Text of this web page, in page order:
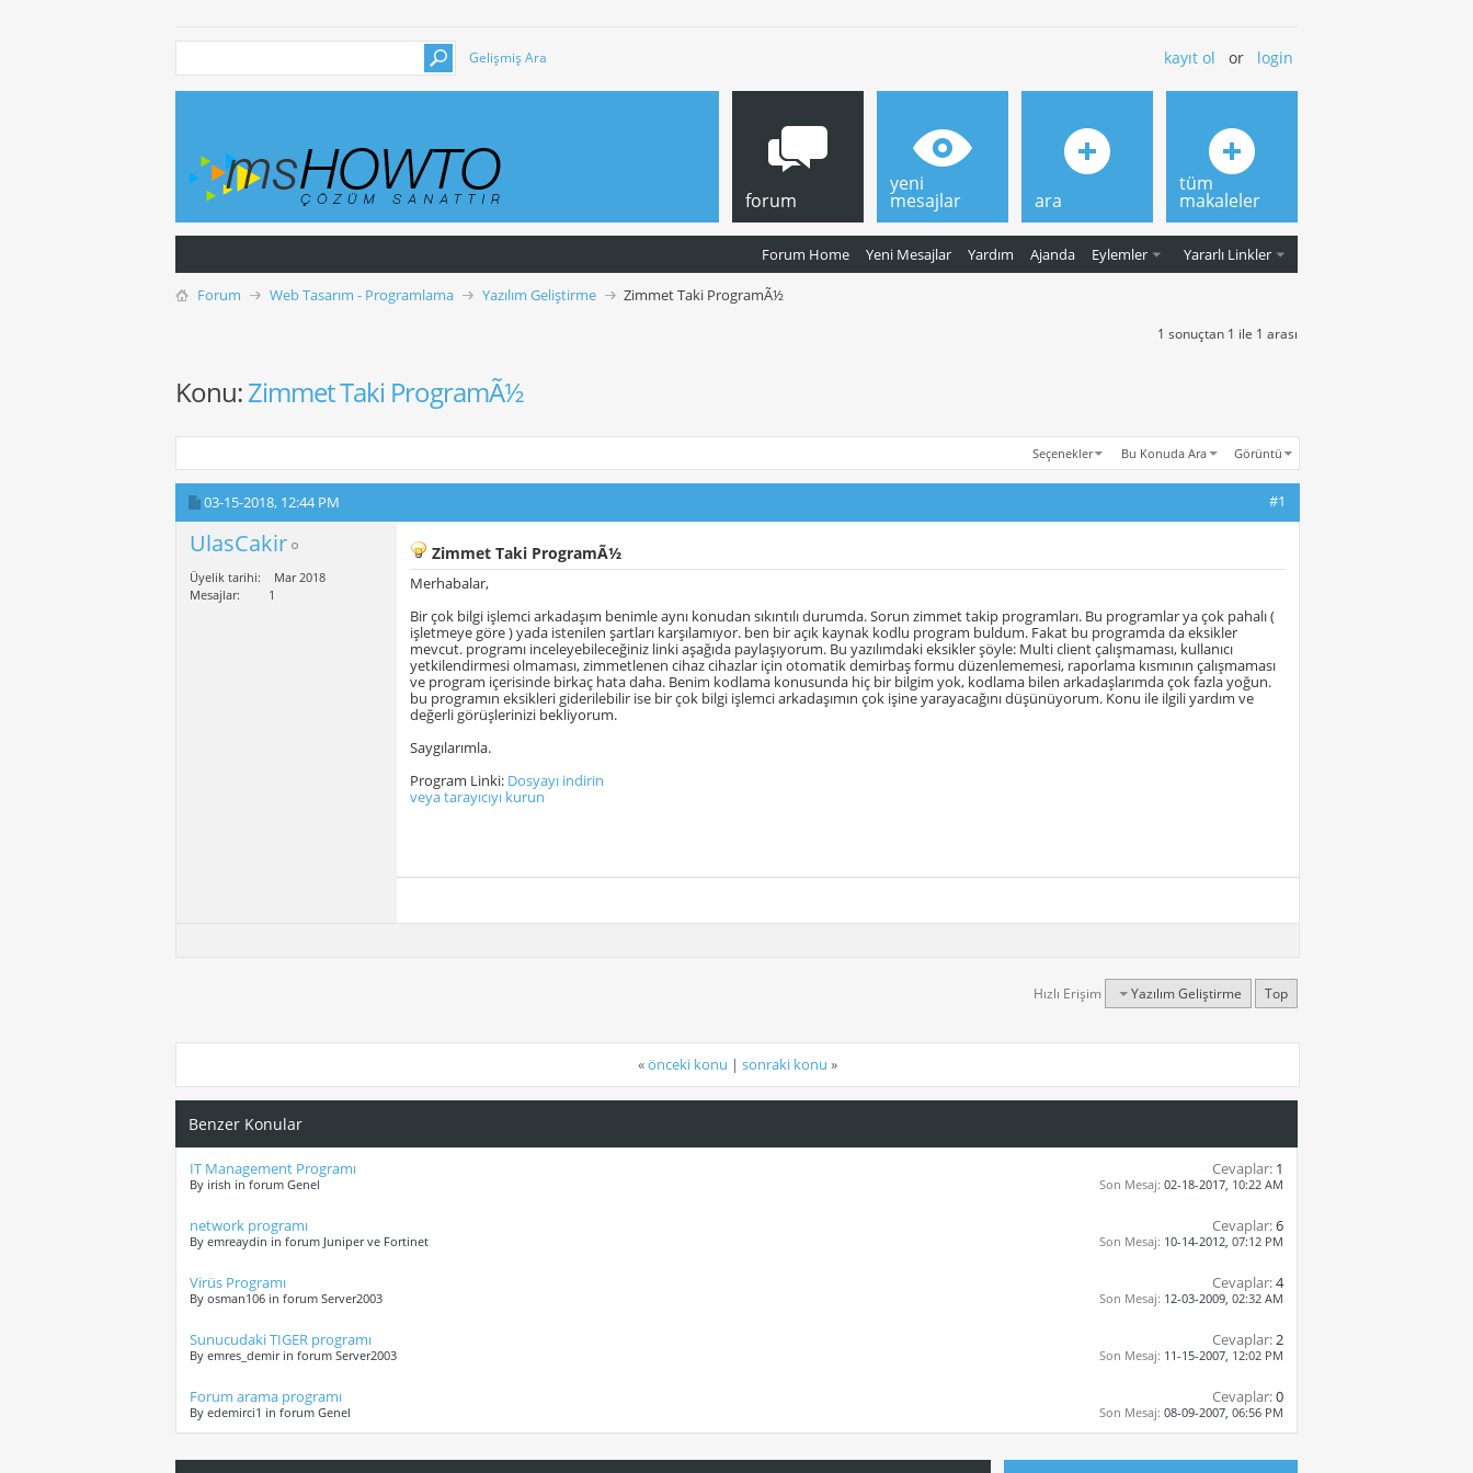
Gelişmiş Ara kayıt ol or login
forum
Forum Home Yeni Mesajlar Yardım Ajanda Eylemler Yararlı Linkler
yeni
mesajlar ara
tüm
makaleler
Forum Web Tasarım - Programlama Yazılım Geliştirme Zimmet Taki ProgramÃ½
1 sonuçtan 1 ile 1 arası
Konu:Zimmet Taki ProgramÃ½
Seçenekler Bu Konuda Ara Görüntü
03-15-2018, 12:44 PM #1
UlasCakir
Üyelik tarihi
Mar 2018
Mesajlar
1
Zimmet Taki ProgramÃ½
Merhabalar,
Bir çok bilgi işlemci arkadaşım benimle aynı konudan sıkıntılı durumda. Sorun zimmet takip programları. Bu programlar ya çok pahalı (
işletmeye göre ) yada istenilen şartları karşılamıyor. ben bir açık kaynak kodlu program buldum. Fakat bu programda da eksikler
mevcut. programı inceleyebileceğiniz linki aşağıda paylaşıyorum. Bu yazılımdaki eksikler şöyle: Multi client çalışmaması, kullanıcı
yetkilendirmesi olmaması, zimmetlenen cihaz cihazlar için otomatik demirbaş formu düzenlememesi, raporlama kısmının çalışmaması
ve program içerisinde birkaç hata daha. Benim kodlama konusunda hiç bir bilgim yok, kodlama bilen arkadaşlarımda çok fazla yoğun.
bu programın eksikleri giderilebilir ise bir çok bilgi işlemci arkadaşımın çok işine yarayacağını düşünüyorum. Konu ile ilgili yardım ve
değerli görüşlerinizi bekliyorum.
Saygılarımla.
Program Linki: Dosyayı indirin
veya tarayıcıyı kurun
Hızlı Erişim Yazılım Geliştirme Top
«önceki konu | sonraki konu »
Benzer Konular
IT Management Programı
By irish in forum Genel
Cevaplar: 1
Son Mesaj: 02-18-2017, 10:22 AM
network programı
By emreaydin in forum Juniper ve Fortinet
Cevaplar:6
Son Mesaj: 10-14-2012, 07:12 PM
Virüs Programı
By osman106 in forum Server2003
Cevaplar:4
Son Mesaj: 12-03-2009, 02:32 AM
Sunucudaki TIGER programı
By emres_demir in forum Server2003
Cevaplar:2
Son Mesaj: 11-15-2007, 12:02 PM
Forum arama programı
By edemirci1 in forum Genel
Cevaplar:0
Son Mesaj: 08-09-2007, 06:56 PM